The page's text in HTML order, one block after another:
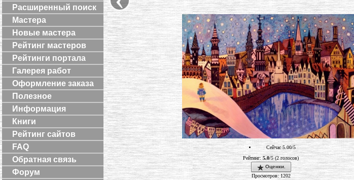
Расширенный поиск
Мастера
Новые мастера
Рейтинг мастеров
Рейтинги портала
Галерея работ
Оформление заказа
Полезное
Информация
Книги
Рейтинг сайтов
FAQ
Обратная связь
Форум
Сейчас 5.00/5
Рейтинг: 5.0/5 (2 голосов)
Оценки.
Просмотров: 1202